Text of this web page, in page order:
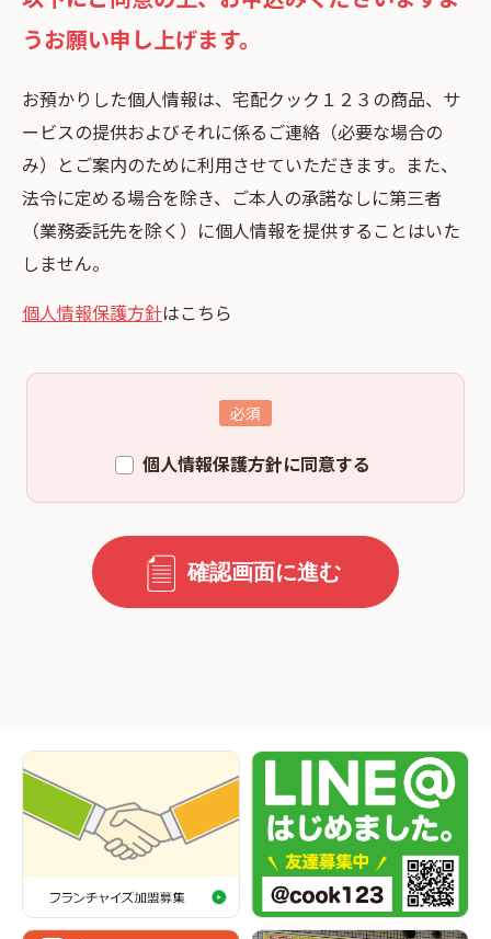
うお願い申し上げます。
お預かりした個⼈情報は、宅配クック１２３の商品、サ
ービスの提供およびそれに係るご連絡（必要な場合の
み）とご案内のために利⽤させていただきます。また、
法令に定める場合を除き、ご本⼈の承諾なしに第三者
（業務委託先を除く）に個⼈情報を提供することはいた
しません。
個人情報保護方針はこちら
個人情報保護方針に同意する
確認画面に進む